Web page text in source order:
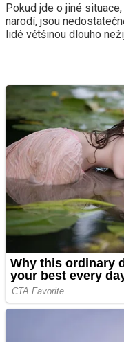
Pokud jde o jiné
narodí, jsou
lidé většinou dlouho